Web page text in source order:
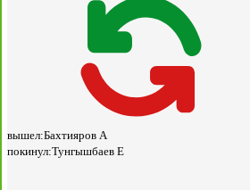
вышел:Бахтияров А
покинул:Тунгышбаев Е